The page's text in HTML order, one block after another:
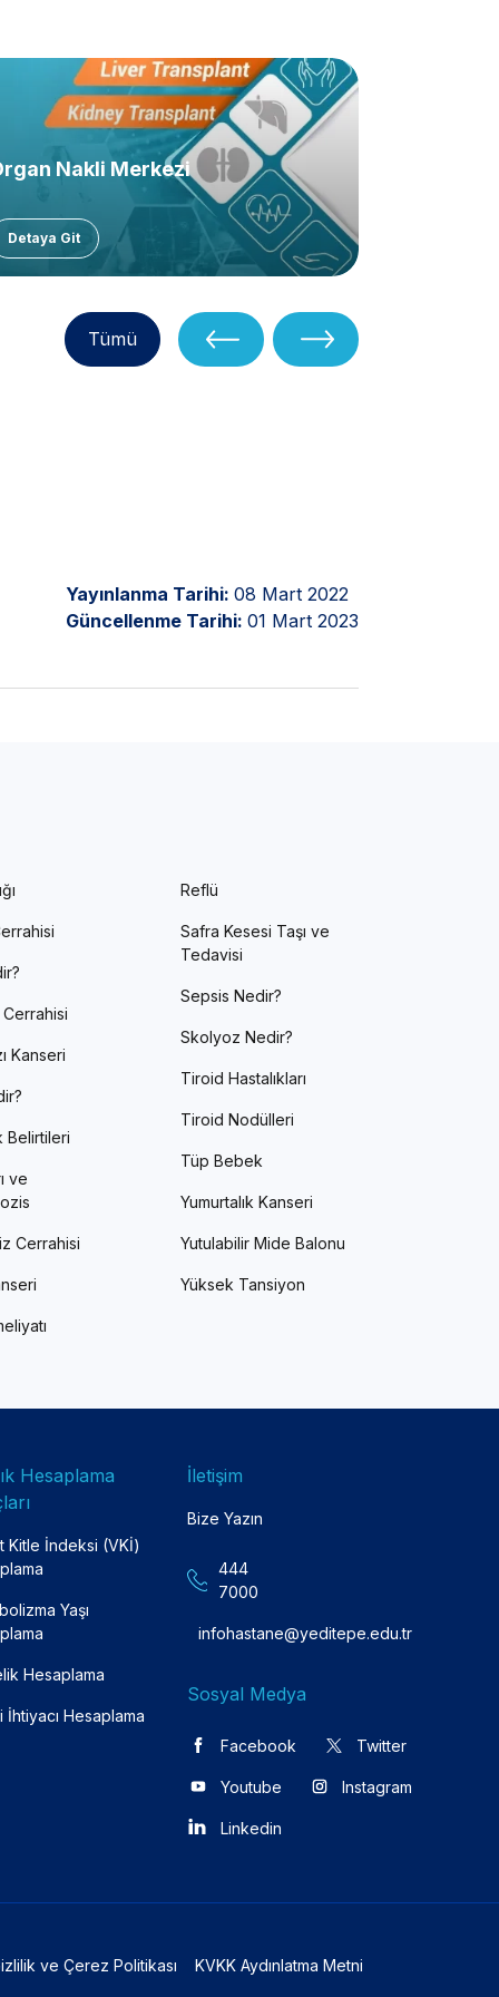
Nakli Merkezi
Detaya Git
Tümü
Yayınlanma Tarihi: 08 Mart 2022
Güncellenme Tarihi: 01 Mart 2023
Kanseri
Belirtileri
ve
Cerrahisi
Reflü
Safra Kesesi Taşı ve
Tedavisi
Sepsis Nedir?
Skolyoz Nedir?
Tiroid Hastalıkları
Tiroid Nodülleri
Tüp Bebek
Yumurtalık Kanseri
Yutulabilir Mide Balonu
Yüksek Tansiyon
Hesaplama
Kitle İndeksi (VKİ)
Yaşı
Hesaplama
İhtiyacı Hesaplama
İletişim
Bize Yazın
444
7000
infohastane@yeditepe.edu.tr
Sosyal Medya
Facebook Twitter
Youtube Instagram
Linkedin
ve Çerez Politikası KVKK Aydınlatma Metni